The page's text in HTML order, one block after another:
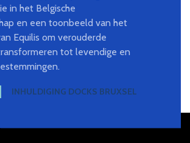
in het Belgische
en een toonbeeld van het
Equilis om verouderde
tot levendige en
INHULDIGING DOCKS BRUXSEL